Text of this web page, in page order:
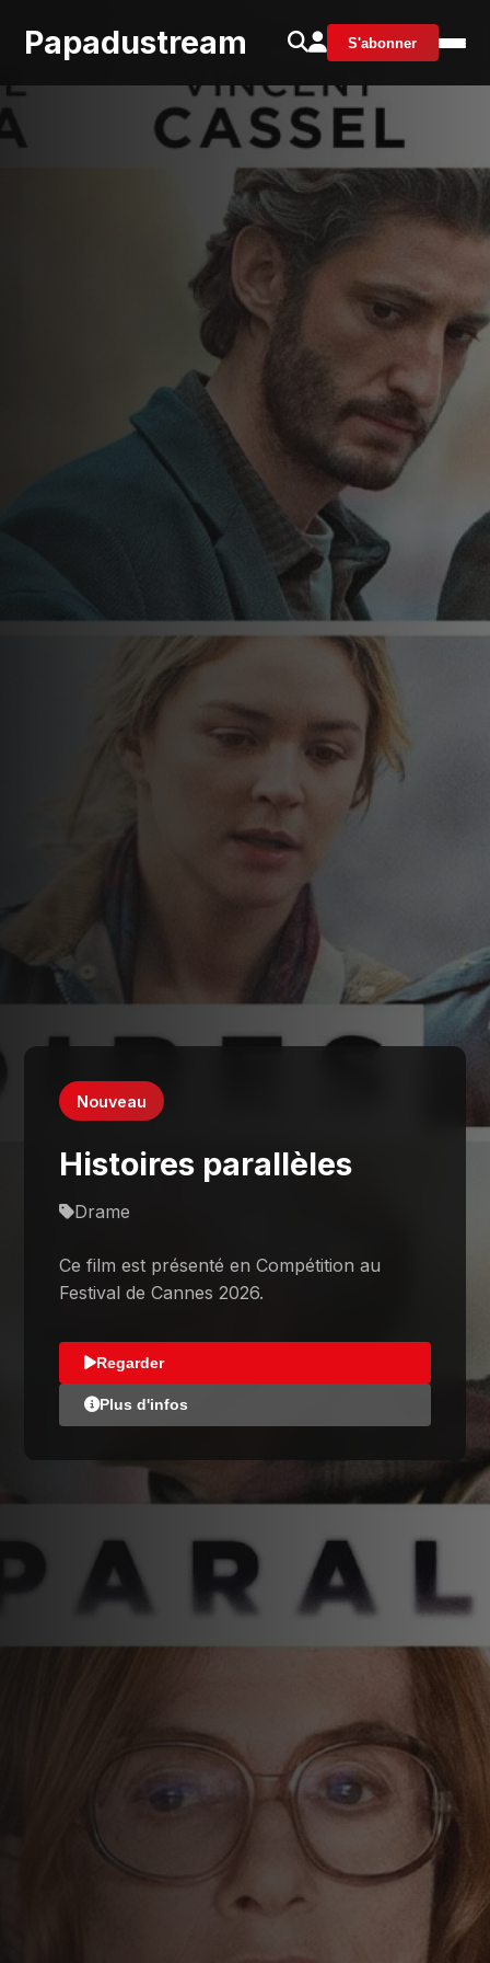
Papadustream S'abonner
Nouveau
Histoires parallèles
Drame
Ce film est présenté en Compétition au
Festival de Cannes 2026.
Regarder
Plus d'infos